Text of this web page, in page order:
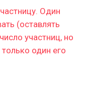
Один
(оставлять
участниц, но
один его